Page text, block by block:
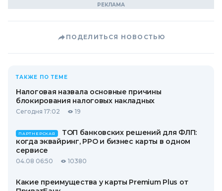
ПОДЕЛИТЬСЯ НОВОСТЬЮ
ТАКЖЕ ПО ТЕМЕ
Налоговая назвала основные причины
блокирования налоговых накладных
Сегодня 17:02 19
ПАРТНЕРСКАЯ
ТОП банковских решений для ФЛП:
когда эквайринг, РРО и бизнес карты в одном
сервисе
04.08 06:50 10380
Какие преимущества у карты Premium Plus от